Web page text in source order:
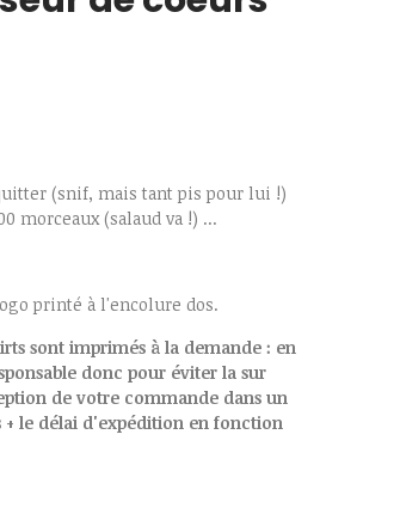
(snif, mais tant pis pour lui !)
morceaux (salaud va !) ...
printé à l'encolure dos.
sont imprimés à la demande : en
donc pour éviter la sur
de votre commande dans un
le délai d'expédition en fonction